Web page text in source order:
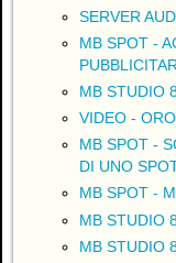
SERVER
MB SPOT -
MB STUDIO
VIDEO -
MB SPOT -
DI UNO
MB SPOT -
MB STUDIO
MB STUDIO